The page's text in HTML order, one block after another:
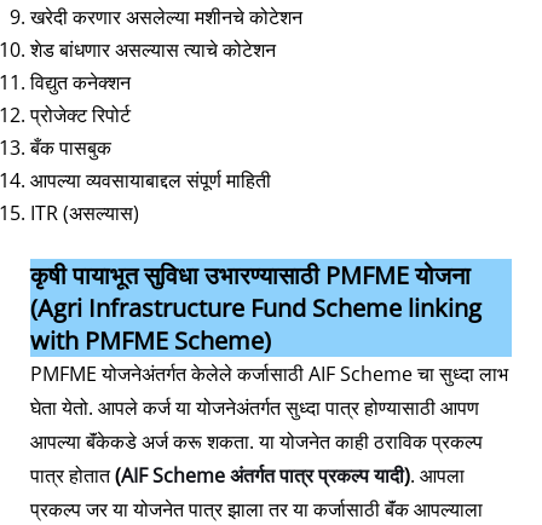
खरेदी करणार असलेल्या मशीनचे कोटेशन
शेड बांधणार असल्यास त्याचे कोटेशन
विद्युत कनेक्शन
प्रोजेक्ट रिपोर्ट
बँक पासबुक
आपल्या व्यवसायाबाद्दल संपूर्ण माहिती
ITR (असल्यास)
कृषी पायाभूत सुविधा उभारण्यासाठी PMFME योजना
(Agri Infrastructure Fund Scheme linking
with PMFME Scheme)
PMFME योजनेअंतर्गत केलेले कर्जासाठी AIF Scheme चा सुध्दा लाभ
घेता येतो. आपले कर्ज या योजनेअंतर्गत सुध्दा पात्र होण्यासाठी आपण
आपल्या बॅंकेकडे अर्ज करू शकता. या योजनेत काही ठराविक प्रकल्प
पात्र होतात(AIF Scheme अंतर्गत पात्र प्रकल्प यादी). आपला
प्रकल्प जर या योजनेत पात्र झाला तर या कर्जासाठी बॅंक आपल्याला